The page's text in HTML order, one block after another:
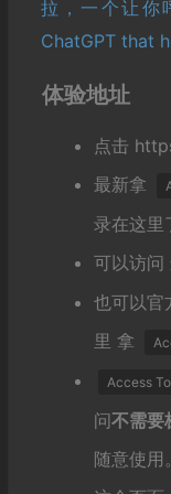
拉，一个让你
ChatGPT that
体验地址
点击
最新拿
录在这里
可以访问
也可以官
里 拿
Access
问不需要
随意使用。